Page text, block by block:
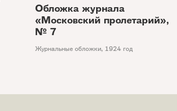
Обложка журнала
«Московский пролетарий»,
№ 7
Журнальные обложки, 1924 год